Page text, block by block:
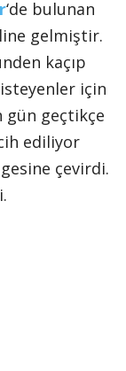
‘de bulunan
gelmiştir.
kaçıp
için
gün geçtikçe
ediliyor
çevirdi.